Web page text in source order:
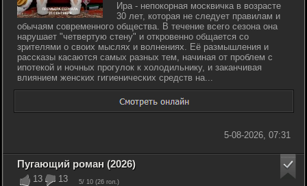
Ира - непокорная москвичка в возрасте
30 лет, которая не следует правилам и
обычаям современного общества. В течение всего сезона она
нарушает "четвертую стену" и откровенно общается со
зрителями о своих мыслях и волнениях. Её размышления и
рассказы касаются самых разных тем, начиная от проблем с
ипотекой и ночных прогулок к холодильнику, и заканчивая
влиянием женских гигиенических средств на...
5-08-2026, 07:31
13 13 5/ 10 (26 гол.)
Пугающий роман (2026)